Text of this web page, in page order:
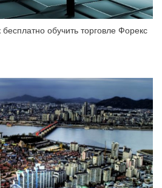
обучить торговле Форекс